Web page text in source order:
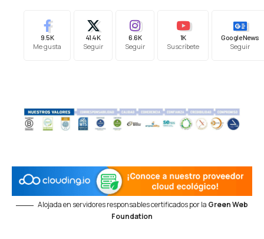
9.5K
Me gusta
41.4K
Seguir
6.6K
Seguir
1K
Suscríbete
Google News
Seguir
Alojada en servidores responsables certificados por la Green Web
Foundation